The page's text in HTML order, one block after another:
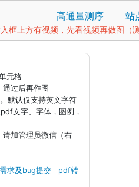
高通量测序 站
框上方有视频，先看视频再做图（
元格
通过后再作图
默认仅支持英文字符
文字、字体，图例，
加管理员微信（右
需求及bug提交
pdf转